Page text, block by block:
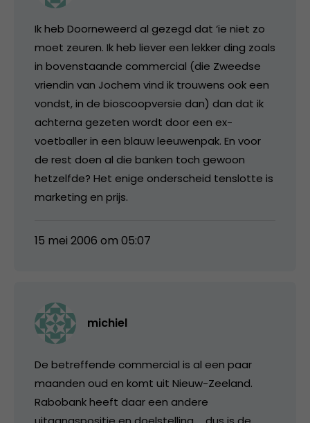
Ik heb Doorneweerd al gezegd dat ‘ie niet zo
moet zeuren. Ik heb liever een lekker ding zoals
in bovenstaande commercial (die Zweedse
vriendin van Jochem vind ik trouwens ook een
vondst, in de bioscoopversie dan) dan dat ik
achterna gezeten wordt door een ex-
voetballer in een blauw leeuwenpak. En voor
de rest doen al die banken toch gewoon
hetzelfde? Het enige onderscheid tenslotte is
marketing en prijs.
15 mei 2006 om 05:07
michiel
De betreffende commercial is al een paar
maanden oud en komt uit Nieuw-Zeeland.
Rabobank heeft daar een andere